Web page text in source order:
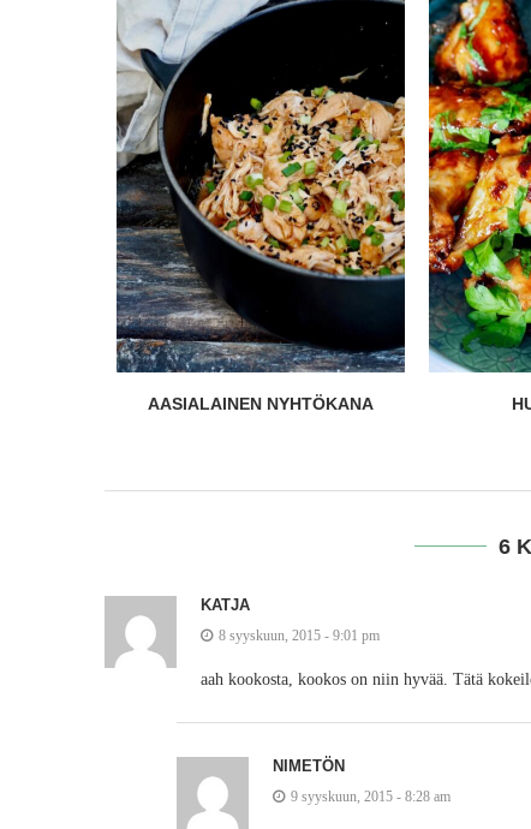
HUNAJASIIVET
6
KATJA
8 syyskuun, 2015 - 9:01 pm
aah kookosta, kookos on niin hyvää. Tätä
NIMETÖN
9 syyskuun, 2015 - 8:28 am